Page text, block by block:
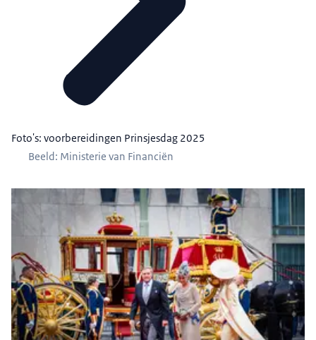
Foto's: voorbereidingen Prinsjesdag 2025
Beeld: Ministerie van Financiën